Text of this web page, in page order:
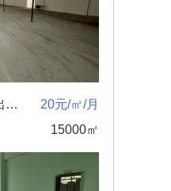
观澜君子布厂房出租！！！
20元/㎡/月
15000㎡